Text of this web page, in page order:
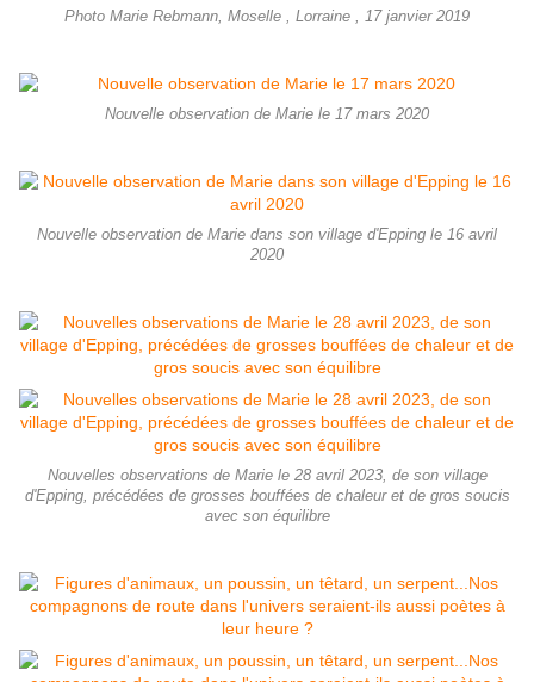
Photo Marie Rebmann, Moselle , Lorraine , 17 janvier 2019
Nouvelle observation de Marie le 17 mars 2020
Nouvelle observation de Marie dans son village d'Epping le 16 avril
2020
Nouvelles observations de Marie le 28 avril 2023, de son village
d'Epping, précédées de grosses bouffées de chaleur et de gros soucis
avec son équilibre